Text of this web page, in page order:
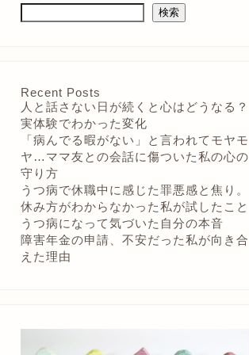
検索
Recent Posts
人と話さない日が続くと心はどうなる？
実体験でわかった変化
「病んでる暇がない」と言われてモヤモ
ヤ…ママ友との会話に傷ついた私の心の
守り方
うつ病で休職中に感じた罪悪感と焦り。
休み方がわからなかった私が試したこと
うつ病になって気づいた自分の本音
障害年金の申請、不安だった私が向き合
えた理由